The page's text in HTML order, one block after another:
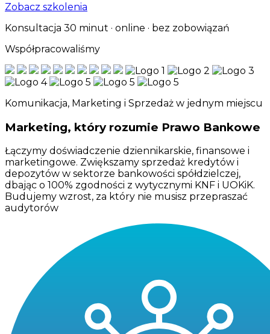
Zobacz szkolenia
Konsultacja 30 minut · online · bez zobowiązań
Współpracowaliśmy
Komunikacja, Marketing i Sprzedaż w jednym miejscu
Marketing, który rozumie Prawo Bankowe
Łączymy doświadczenie dziennikarskie, finansowe i
marketingowe. Zwiększamy sprzedaż kredytów i
depozytów w sektorze bankowości spółdzielczej,
dbając o 100% zgodności z wytycznymi KNF i UOKiK.
Budujemy wzrost, za który nie musisz przepraszać
audytorów